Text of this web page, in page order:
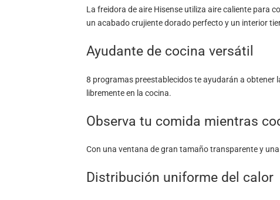
La freidora de aire Hisense utiliza aire caliente para
un acabado crujiente dorado perfecto y un interior
Ayudante de cocina versátil
8 programas preestablecidos te ayudarán a obtener
libremente en la cocina.
Observa tu comida mientras
Con una ventana de gran tamaño transparente y
Distribución uniforme del calor